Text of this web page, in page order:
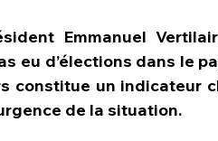
Emmanuel
eu d’élections dans le
constitue un indicateur
de la situation.